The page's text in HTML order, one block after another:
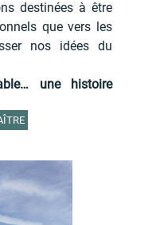
destinées à être
que vers les
nos idées du
une histoire